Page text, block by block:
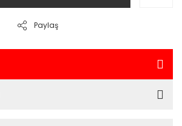
Paylaş